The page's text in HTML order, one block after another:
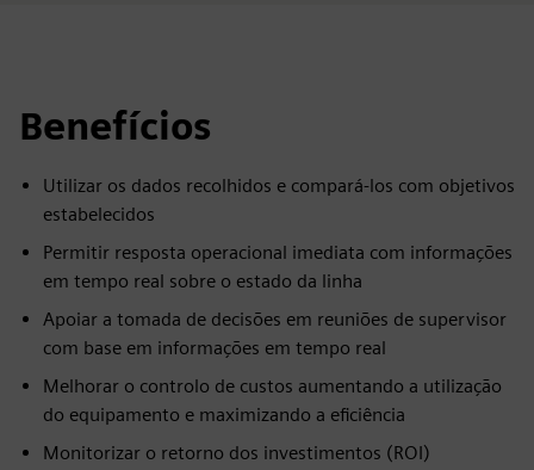
Benefícios
Utilizar os dados recolhidos e compará-los com objetivos
estabelecidos
Permitir resposta operacional imediata com informações
em tempo real sobre o estado da linha
Apoiar a tomada de decisões em reuniões de supervisor
com base em informações em tempo real
Melhorar o controlo de custos aumentando a utilização
do equipamento e maximizando a eficiência
Monitorizar o retorno dos investimentos (ROI)